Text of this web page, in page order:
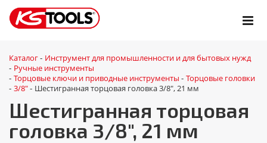
Каталог - Инструмент для промышленности и для бытовых нужд
- Ручные инструменты
- Торцовые ключи и приводные инструменты - Торцовые головки
- 3/8" - Шестигранная торцовая головка 3/8", 21 мм
Шестигранная торцовая
головка 3/8", 21 мм